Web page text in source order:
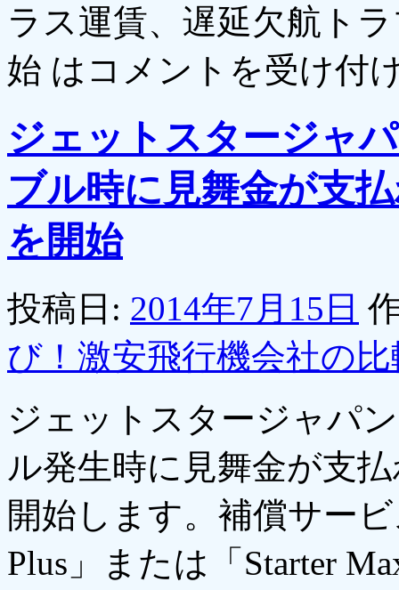
ラス運賃、遅延欠航ト
始 は コメントを受け付
ジェットスタージャ
ブル時に見舞金が支
を開始
投稿日: 2014年7月15日
び！激安飛行機会社の
ジェットスタージャパ
ル発生時に見舞金が支
開始します。補償サー
Plus」または「Starter